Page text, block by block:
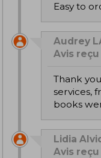
Easy to
Audrey
Avis
Thank you so much for the quality of your
services,
books
Lidia
Avis reçu